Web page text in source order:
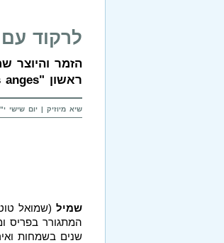
לרקוד
הזמר והיוצר
ראשון "Et vous les anges" בדרך לאלבום הבכורה שיראה אור בקרוב.
שיא מיוזיק | יום שישי י"ט אייר
שמיל (שמואל
שנים בשמחות